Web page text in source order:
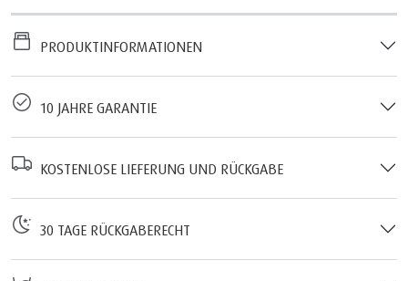
PRODUKTINFORMATIONEN
10 JAHRE GARANTIE
KOSTENLOSE LIEFERUNG UND RÜCKGABE
30 TAGE RÜCKGABERECHT